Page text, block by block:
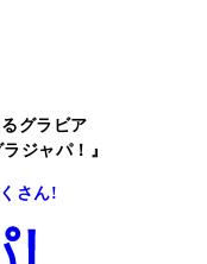
グラビア
ジャパ！』
さん!